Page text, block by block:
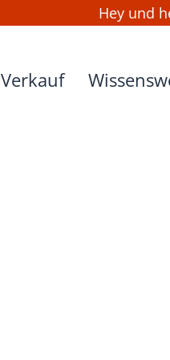
Hey und
Verkauf